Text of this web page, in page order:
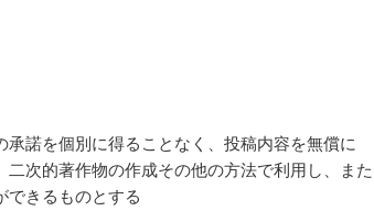
諾を個別に得ることなく、投稿内容を無償に
次的著作物の作成その他の方法で利用し、また
できるものとする